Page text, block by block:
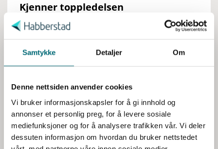
Samtykke Detaljer Om
Denne nettsiden anvender cookies
Vi bruker informasjonskapsler for å gi innhold og
annonser et personlig preg, for å levere sosiale
mediefunksjoner og for å analysere trafikken vår. Vi deler
dessuten informasjon om hvordan du bruker nettstedet
S
m
y
Kjenner toppledelsen
beredskapsrisikoene godt nok?
Les mer her